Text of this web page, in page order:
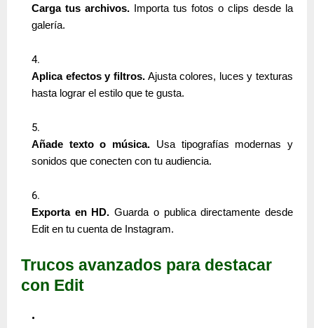
Carga tus archivos. Importa tus fotos o clips desde la
galería.
Aplica efectos y filtros.Ajusta colores, luces y texturas
hasta lograr el estilo que te gusta.
Añade texto o música. Usa tipografías modernas y
sonidos que conecten con tu audiencia.
Exporta en HD. Guarda o publica directamente desde
Edit en tu cuenta de Instagram.
Trucos avanzados para destacar
con Edit